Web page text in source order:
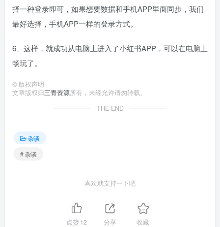
择一种登录即可，如果想要数据和手机APP里面同步，我们
最好选择，手机APP一样的登录方式。
6、这样，就成功从电脑上进入了小红书APP，可以在电脑上
畅玩了。
© 版权声明
文章版权归三青资源所有，未经允许请勿转载。
THE END
杂谈
# 杂谈
喜欢就支持一下吧
点赞12 分享 收藏